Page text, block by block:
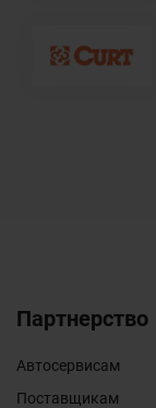
Партнерство
Автосервисам
Поставщикам